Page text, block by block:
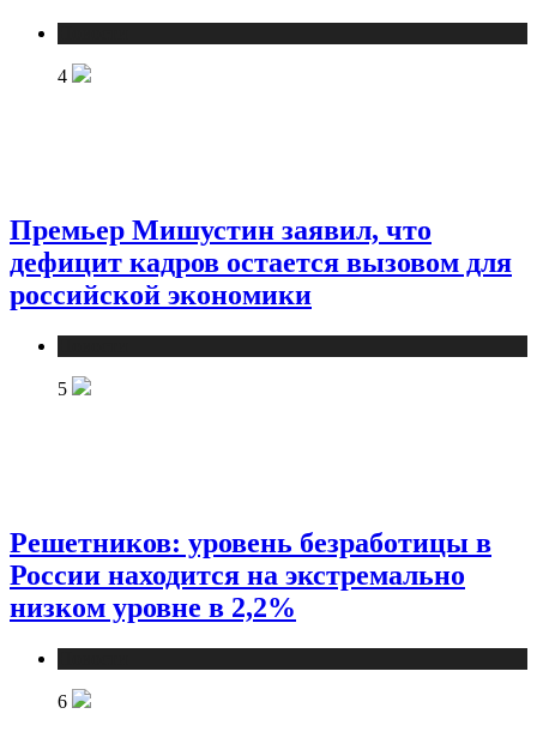
4
Премьер Мишустин заявил, что
дефицит кадров остается вызовом для
российской экономики
5
Решетников: уровень безработицы в
России находится на экстремально
низком уровне в 2,2%
6